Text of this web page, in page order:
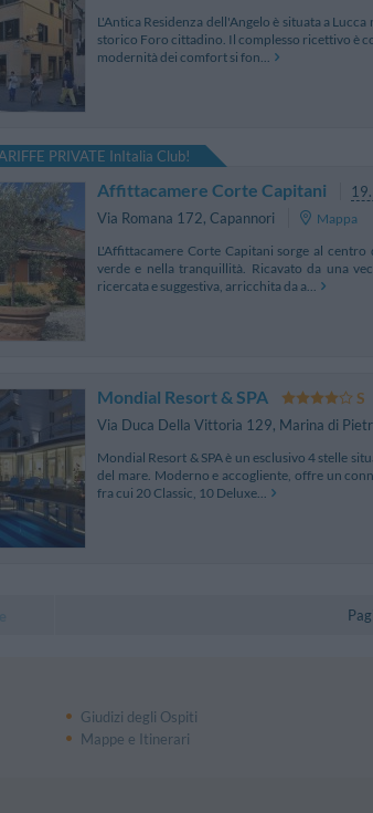
L'Antica Residenza dell'Angelo è situata a
storico Foro cittadino. Il complesso ricettivo è
modernità dei comfort si fon...
PRIVATE InItalia Club!
Affittacamere Corte Capitani
Via Romana 172, Capannori
Mappa
L'Affittacamere Corte Capitani sorge al
verde e nella tranquillità. Ricavato da una
ricercata e suggestiva, arricchita da a...
Mondial Resort & SPA
Via Duca Della Vittoria 129, Marina di
Mondial Resort & SPA è un esclusivo 4 stelle
del mare. Moderno e accogliente, offre un
fra cui 20 Classic, 10 Deluxe...
Giudizi degli Ospiti
Mappe e Itinerari